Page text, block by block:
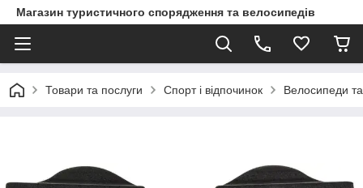
Магазин туристичного спорядження та велосипедів
Товари та послуги Спорт і відпочинок Велосипеди